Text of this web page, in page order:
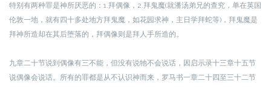
特别有两种罪是神所厌恶的：1.拜偶像，2.拜鬼魔(就潘汤弟兄的查究，单在英国
伦敦一地，就有四十多处地方拜鬼魔，如花园求神，主日学拜蛇等)，拜鬼魔是
拜神所造却在其后堕落的，拜偶像则是拜人手所造的。
九章二十节说到偶像有三不能，但没有说牠不会说话，因启示录十三章十五节
说偶像会说话。所有的罪都是从不认识神而来，罗马书一章二十四至三十二节